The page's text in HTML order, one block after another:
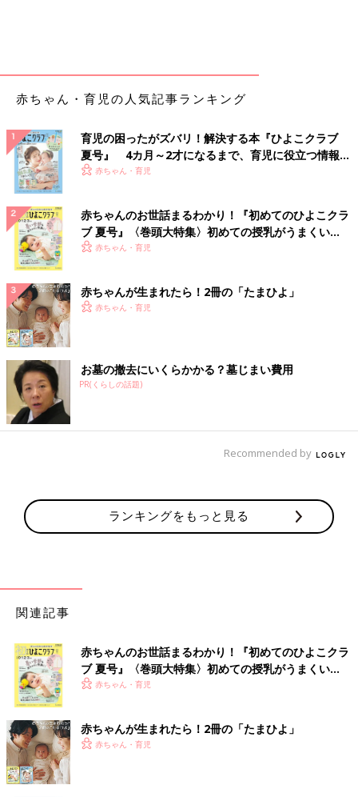
赤ちゃん・育児の人気記事ランキング
育児の困ったがズバリ！解決する本『ひよこクラブ
夏号』 4カ月～2才になるまで、育児に役立つ情報が
いっぱい！
赤ちゃん・育児
赤ちゃんのお世話まるわかり！『初めてのひよこクラ
ブ 夏号』〈巻頭大特集〉初めての授乳がうまくい
く！ おっぱい・ミルクの基本と夏のトラブル 解決テ
赤ちゃん・育児
赤ちゃんが生まれたら！2冊の「たまひよ」
赤ちゃん・育児
お墓の撤去にいくらかかる？墓じまい費用
PR(くらしの話題)
Recommended by
ランキングをもっと見る
関連記事
赤ちゃんのお世話まるわかり！『初めてのひよこクラ
ブ 夏号』〈巻頭大特集〉初めての授乳がうまくい
く！ おっぱい・ミルクの基本と夏のトラブル 解決テ
赤ちゃん・育児
赤ちゃんが生まれたら！2冊の「たまひよ」
赤ちゃん・育児